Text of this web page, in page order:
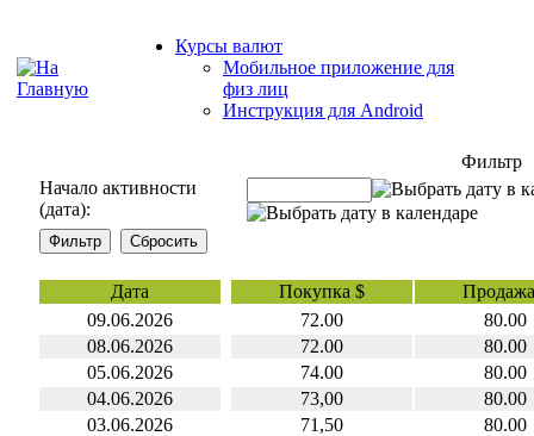
Курсы валют
Мобильное приложение для
физ лиц
Инструкция для Android
Фильтр
Начало активности
(дата):
Дата Покупка $
09.06.2026
72.00
80.00
08.06.2026
72.00
80.00
05.06.2026
74.00
80.00
04.06.2026
73,00
80.00
03.06.2026
71,50
80.00